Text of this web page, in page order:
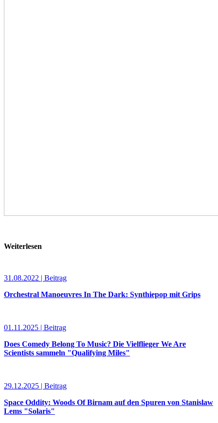
Weiterlesen
31.08.2022 | Beitrag
Orchestral Manoeuvres In The Dark: Synthiepop mit Grips
01.11.2025 | Beitrag
Does Comedy Belong To Music? Die Vielflieger We Are
Scientists sammeln "Qualifying Miles"
29.12.2025 | Beitrag
Space Oddity: Woods Of Birnam auf den Spuren von Stanislaw
Lems "Solaris"